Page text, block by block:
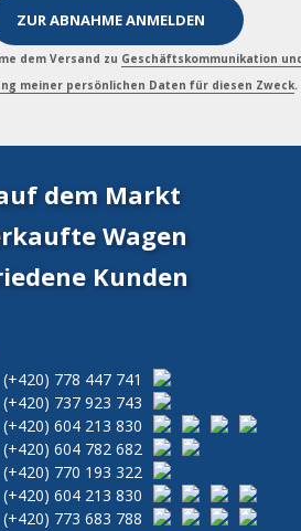
dem Versand zu Geschäftskommunikation
meiner persönlichen Daten für diesen Zweck.
dem Markt
Wagen
Kunden
(+420) 778 447 741
(+420) 737 923 743
(+420) 604 213 830
(+420) 604 782 682
(+420) 770 193 322
(+420) 604 213 830
(+420) 773 683 788